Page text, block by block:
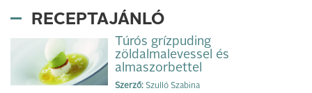
RECEPTAJÁNLÓ
Túrós grízpuding
zöldalmalevessel és
almaszorbettel
Szerző: Szulló Szabina